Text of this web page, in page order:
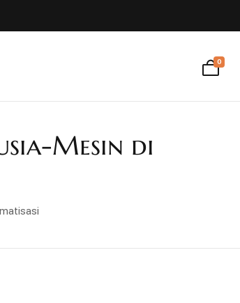
0
Mesin di